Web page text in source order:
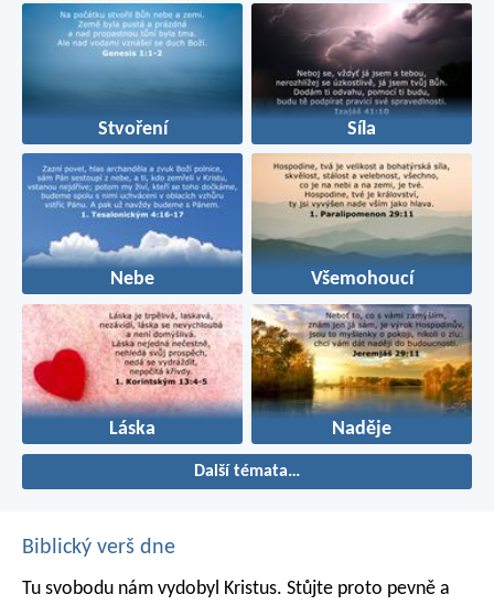
Stvoření Síla
Nebe Všemohoucí
Láska Naděje
Další témata…
Biblický verš dne
Tu svobodu nám vydobyl Kristus. Stůjte proto pevně a